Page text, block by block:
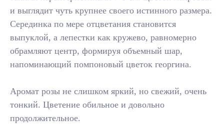
и выглядит чуть крупнее своего истинного размера.
Серединка по мере отцветания становится
выпуклой, а лепестки как кружево, равномерно
обрамляют центр, формируя объемный шар,
напоминающий помпоновый цветок георгина.
Аромат розы не слишком яркий, но свежий, очень
тонкий. Цветение обильное и довольно
продолжительное.